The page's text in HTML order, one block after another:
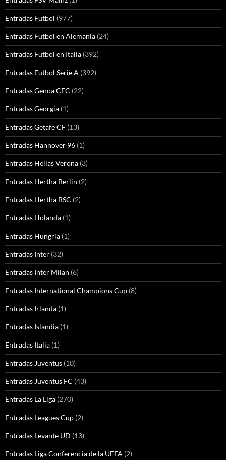
Entradas Futbol (977)
Entradas Futbol en Alemania (24)
Entradas Futbol en Italia (392)
Entradas Futbol Serie A (392)
Entradas Genoa CFC (22)
Entradas Georgia (1)
Entradas Getafe CF (13)
Entradas Hannover 96 (1)
Entradas Hellas Verona (3)
Entradas Hertha Berlin (2)
Entradas Hertha BSC (2)
Entradas Holanda (1)
Entradas Hungría (1)
Entradas Inter (32)
Entradas Inter Milan (6)
Entradas International Champions Cup (8)
Entradas Irlanda (1)
Entradas Islandia (1)
Entradas Italia (1)
Entradas Juventus (10)
Entradas Juventus FC (43)
Entradas La Liga (270)
Entradas Leagues Cup (2)
Entradas Levante UD (13)
Entradas Liga Conferencia de la UEFA (2)